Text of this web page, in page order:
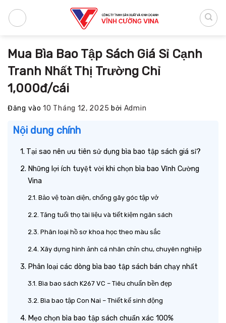
qua
Mua Bìa Bao Tập Sách Giá Sỉ Cạnh
Tranh Nhất Thị Trường Chỉ
1,000đ/cái
Đăng vào10 Tháng 12, 2025 bởi Admin
Nội dung chính
Tại sao nên ưu tiên sử dụng bìa bao tập sách giá sỉ?
Những lợi ích tuyệt vời khi chọn bìa bao Vĩnh Cường
Vina
Bảo vệ toàn diện, chống gãy góc tập vở
Tăng tuổi thọ tài liệu và tiết kiệm ngân sách
Phân loại hồ sơ khoa học theo màu sắc
Xây dựng hình ảnh cá nhân chỉn chu, chuyên nghiệp
Phân loại các dòng bìa bao tập sách bán chạy nhất
Bìa bao sách K267 VC – Tiêu chuẩn bền đẹp
Bìa bao tập Con Nai – Thiết kế sinh động
Mẹo chọn bìa bao tập sách chuẩn xác 100%